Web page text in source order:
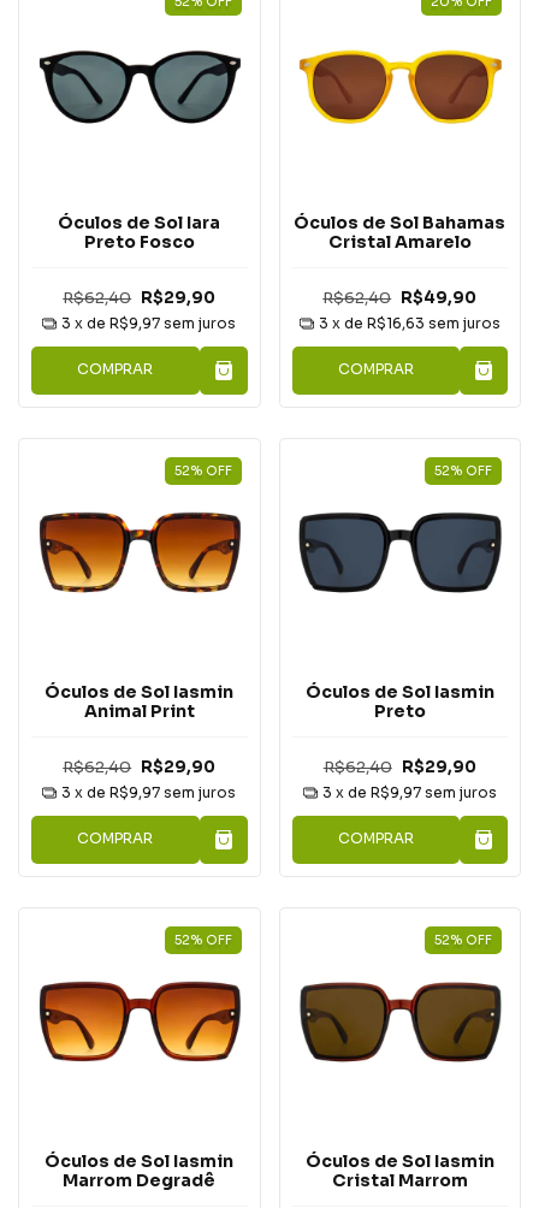
Óculos de Sol Iara
Preto Fosco
R$62,40 R$29,90
3 x deR$9,97 sem juros
COMPRAR
Óculos de Sol Bahamas
Cristal Amarelo
R$62,40 R$49,90
3 x de R$16,63 sem juros
COMPRAR
52% OFF
Óculos de Sol Iasmin
Animal Print
R$62,40 R$29,90
3 x deR$9,97 sem juros
COMPRAR
52% OFF
Óculos de Sol Iasmin
Preto
R$62,40 R$29,90
3 x de R$9,97 sem juros
COMPRAR
52% OFF
Óculos de Sol Iasmin
Marrom Degradê
52% OFF
Óculos de Sol Iasmin
Cristal Marrom